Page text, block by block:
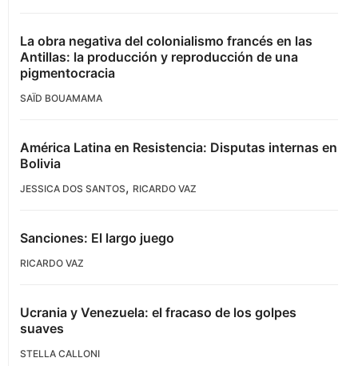
La obra negativa del colonialismo francés en las
Antillas: la producción y reproducción de una
pigmentocracia
SAÏD BOUAMAMA
América Latina en Resistencia: Disputas internas en
Bolivia
JESSICA DOS SANTOS, RICARDO VAZ
Sanciones: El largo juego
RICARDO VAZ
Ucrania y Venezuela: el fracaso de los golpes
suaves
STELLA CALLONI